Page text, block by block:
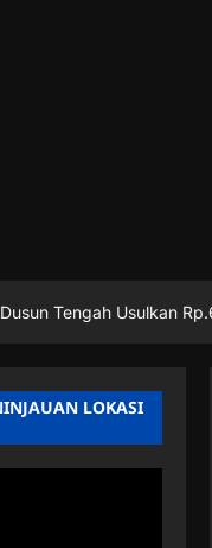
Tengah Usulkan
LOKASI